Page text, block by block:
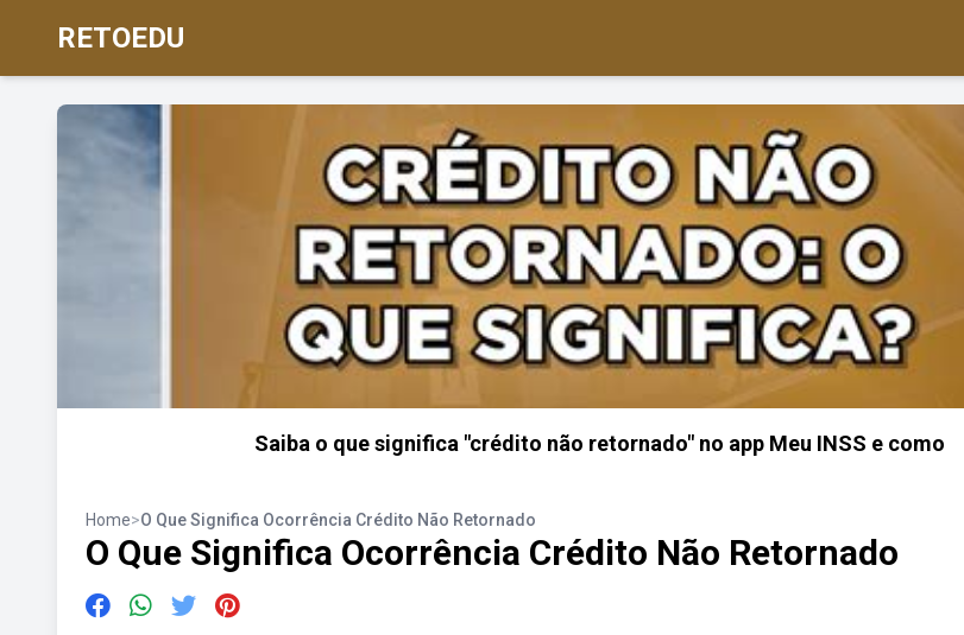
RETOEDU
Saiba o que significa "crédito não retornado" no app Meu INSS e como
Home>O Que Significa Ocorrência Crédito Não Retornado
O Que Significa Ocorrência Crédito Não Retornado